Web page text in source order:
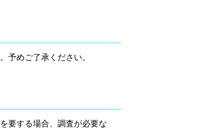
予めご了承ください。
要する場合、調査が必要な